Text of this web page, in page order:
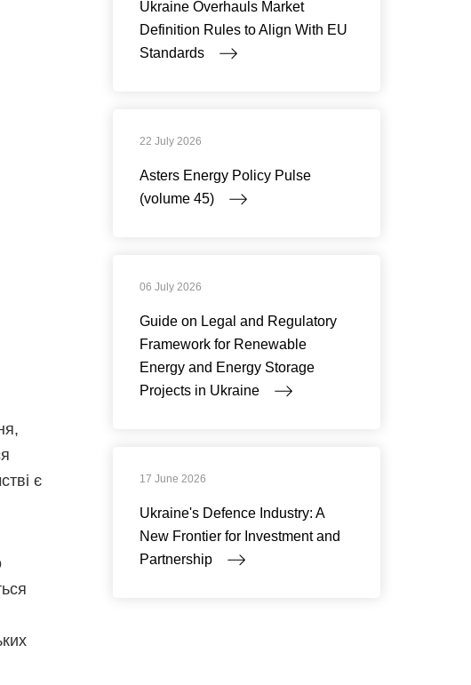
є
Ukraine Overhauls Market
Definition Rules to Align With EU
Standards
22 July 2026
Asters Energy Policy Pulse
(volume 45)
06 July 2026
Guide on Legal and Regulatory
Framework for Renewable
Energy and Energy Storage
Projects in Ukraine
17 June 2026
Ukraine's Defence Industry: A
New Frontier for Investment and
Partnership